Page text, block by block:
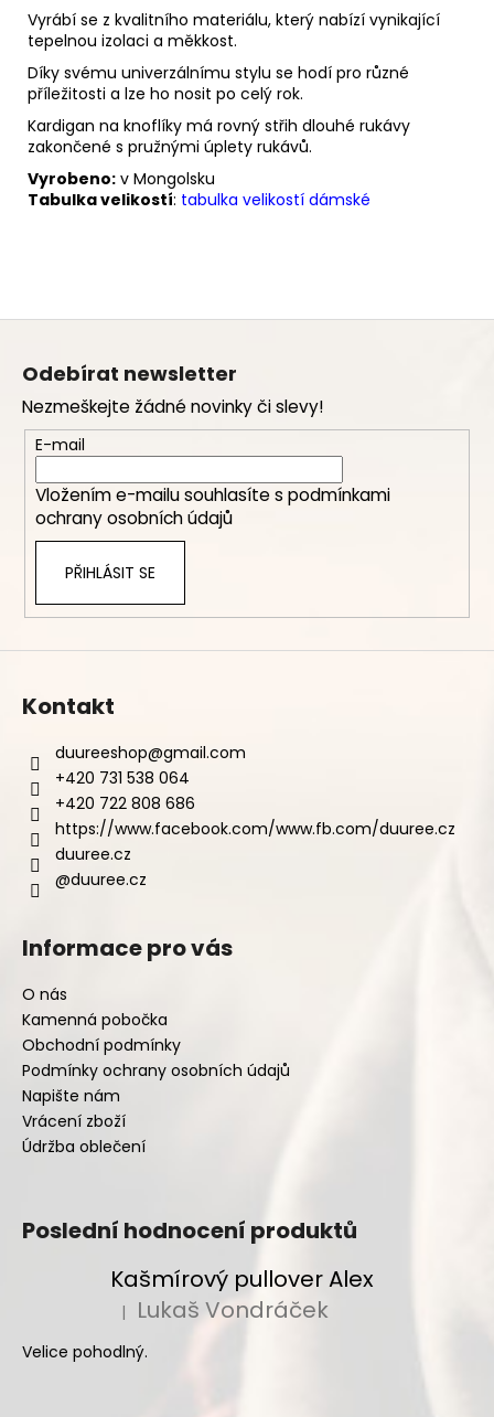
Vyrábí se z kvalitního materiálu, který nabízí vynikající
tepelnou izolaci a měkkost.
Díky svému univerzálnímu stylu se hodí pro různé
příležitosti a lze ho nosit po celý rok.
Kardigan na knoflíky má rovný střih dlouhé rukávy
zakončené s pružnými úplety rukávů.
Vyrobeno: v Mongolsku
Tabulka velikostí: tabulka velikostí dámské
Z
Odebírat newsletter
Nezmeškejte žádné novinky či slevy!
E-mail
Vložením e-mailu souhlasíte s podmínkami
ochrany osobních údajů
PŘIHLÁSIT SE
Kontakt
duureeshop@gmail.com
+420 731 538 064
+420 722 808 686
https://www.facebook.com/www.fb.com/duuree.cz
duuree.cz
@duuree.cz
Informace pro vás
O nás
Kamenná pobočka
Obchodní podmínky
Podmínky ochrany osobních údajů
Napište nám
Vrácení zboží
Údržba oblečení
Poslední hodnocení produktů
Kašmírový pullover Alex
Hodnocení produktu je 5 z 5 hvězdiček.
| Lukaš Vondráček
Velice pohodlný.